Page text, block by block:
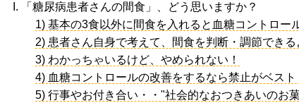
I. 「糖尿病患者さんの間食」、どう思いますか？
1) 基本の3食以外に間食を入れると血糖コントロー
2) 患者さん自身で考えて、間食を判断・調節でき
3) わかっちゃいるけど、やめられない！
4) 血糖コントロールの改善をするなら禁止がベスト
5) 行事やお付き合い・・"社会的なおつきあいのお